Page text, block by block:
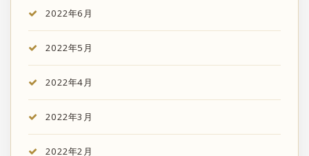
2022年6月
2022年5月
2022年4月
2022年3月
2022年2月